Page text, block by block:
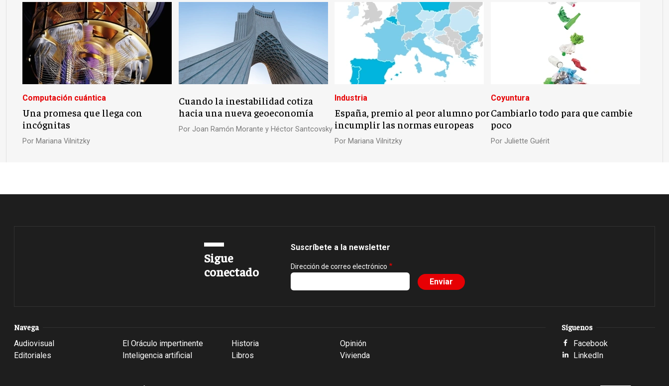
Computación cuántica
Una promesa que llega con
incógnitas
Por Mariana Vilnitzky
Cuando la inestabilidad cotiza
hacia una nueva geoeconomía
Por Joan Ramón Morante y Héctor Santcovsky
Industria
España, premio al peor alumno por
incumplir las normas europeas
Por Mariana Vilnitzky
Coyuntura
Cambiarlo todo para que cambie
poco
Por Juliette Guérit
Sigue
conectado
Suscríbete a la newsletter
Dirección de correo electrónico
Navega
Audiovisual
Editoriales
El Oráculo impertinente
Inteligencia artificial
Historia
Libros
Opinión
Vivienda
Síguenos
Facebook
LinkedIn